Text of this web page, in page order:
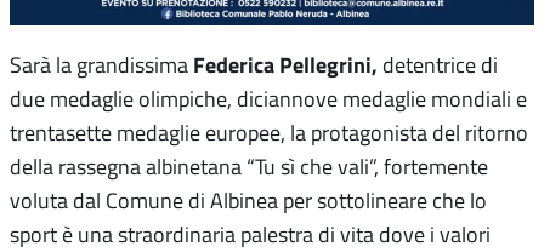
Sarà la grandissima Federica Pellegrini, detentrice di
due medaglie olimpiche, diciannove medaglie mondiali e
trentasette medaglie europee, la protagonista del ritorno
della rassegna albinetana “Tu sì che vali”, fortemente
voluta dal Comune di Albinea per sottolineare che lo
sport è una straordinaria palestra di vita dove i valori